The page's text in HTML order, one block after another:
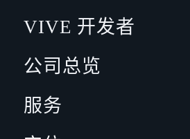
VIVE 开发者
公司总览
服务